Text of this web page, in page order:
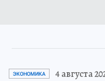
ЭКОНОМИКА 4 августа